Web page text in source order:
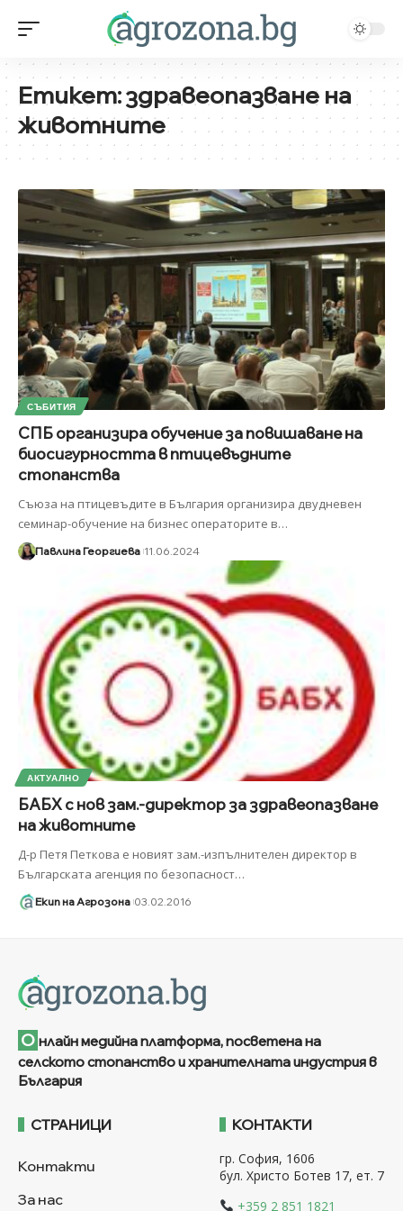
Етикет:здравеопазване на
животните
СЪБИТИЯ
СПБ организира обучение за повишаване на
биосигурността в птицевъдните
стопанства
Съюза на птицевъдите в България организира двудневен
семинар-обучение на бизнес операторите в…
Павлина Георгиева 11.06.2024
АКТУАЛНО
БАБХ с нов зам.-директор за здравеопазване
на животните
Д-р Петя Петкова е новият зам.-изпълнителен директор в
Българската агенция по безопасност…
Екип на Агрозона 03.02.2016
О нлайн медийна платформа, посветена на
селското стопанство и хранителната индустрия в
България
СТРАНИЦИ
Контакти
За нас
КОНТАКТИ
гр. София, 1606
бул. Христо Ботев 17, ет. 7
+359 2 851 1821